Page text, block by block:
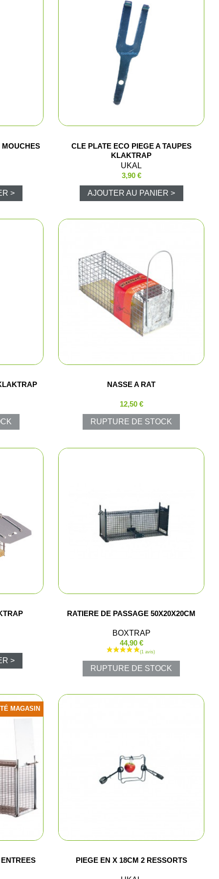
et surveillance
gibier
métaux
d'eau
palombe / pigeon ramier
et tir
rouges
pochettes
chasse
>
CLE PLATE ECO PIEGE A TAUPES
KLAKTRAP
UKAL
3,90 €
AJOUTER AU PANIER >
NASSE A RAT
12,50 €
RUPTURE DE STOCK
>
RATIERE DE PASSAGE 50X20X20CM
BOXTRAP
44,90 €
RUPTURE DE STOCK
MAGASIN
PIEGE EN X 18CM 2 RESSORTS